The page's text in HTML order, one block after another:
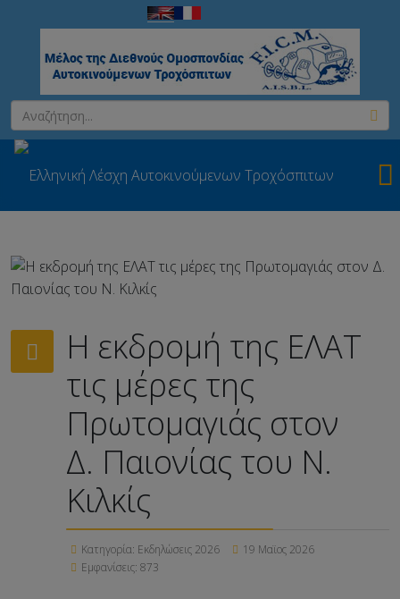
Η εκδρομή της ΕΛΑΤ
τις μέρες της
Πρωτομαγιάς στον
Δ. Παιονίας του Ν.
Κιλκίς
Κατηγορία: Εκδηλώσεις 2026
19 Μαϊος 2026
Εμφανίσεις: 873